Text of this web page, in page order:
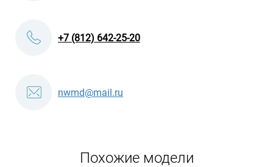
+7 (812) 642-25-20
nwmd@mail.ru
Похожие модели